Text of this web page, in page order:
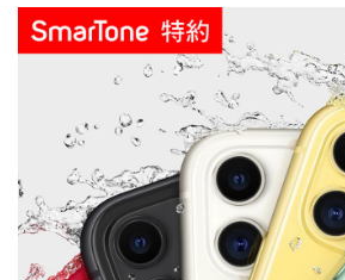
IT Times
生成式AI與雲端應用
Enterprise Digital Transformation